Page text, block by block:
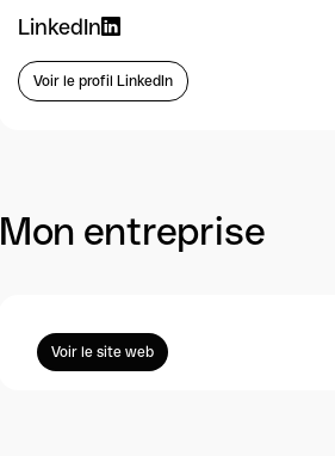
LinkedIn
Voir le profil LinkedIn
Mon entreprise
Voir le site web